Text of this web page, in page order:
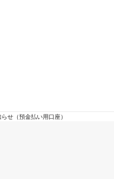
せ（預金払い用口座）